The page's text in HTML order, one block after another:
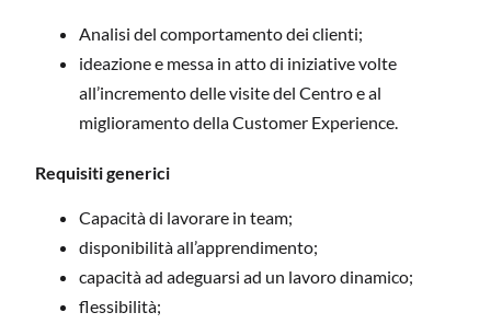
Analisi del comportamento dei clienti;
ideazione e messa in atto di iniziative volte
all’incremento delle visite del Centro e al
miglioramento della Customer Experience.
Requisitigenerici
Capacità di lavorare in team;
disponibilità all’apprendimento;
capacità ad adeguarsi ad un lavoro dinamico;
flessibilità;